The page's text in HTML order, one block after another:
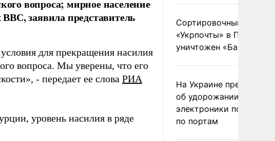
вопроса; мирное население
заявила представитель
для прекращения насилия
вопроса. Мы уверены, что его
- передает ее слова РИА
уровень насилия в ряде
Сортировочный пункт
«Укрпочты» в
уничтожен
На Украине
об удорожании
электроники после
по портам